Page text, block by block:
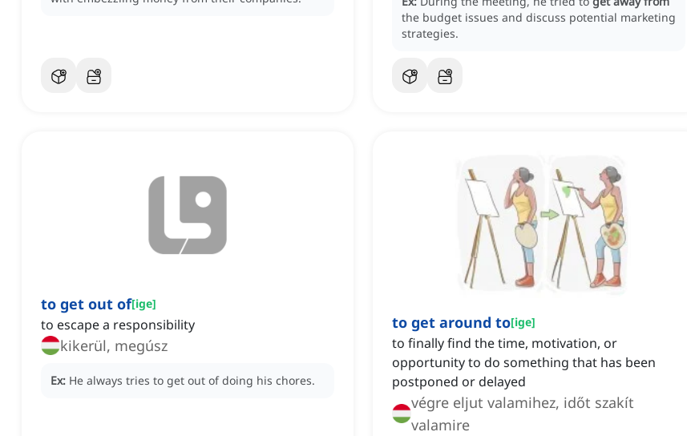
the budget issues and discuss potential marketing
strategies.
to get out of[ige]
to escape a responsibility
kikerül, megúsz
Ex: He always tries to get out of doing his chores.
to get around to[ige]
to finally find the time, motivation, or
opportunity to do something that has been
postponed or delayed
végre eljut valamihez, időt szakít
valamire